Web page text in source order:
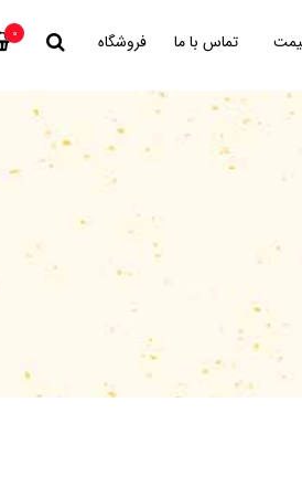
0 تماس با ما فروشگاه